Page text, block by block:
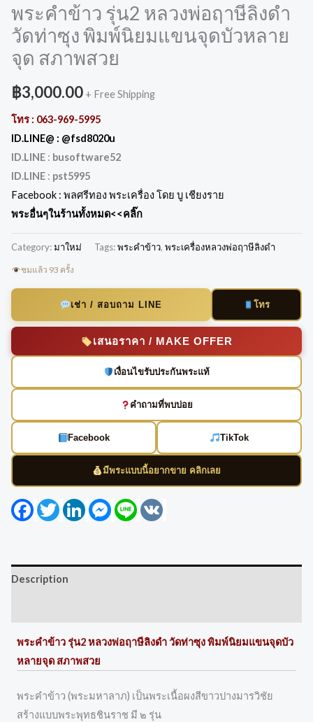
พระคำข้าว รุ่น2 หลวงพ่อฤาษีลิงดำ
วัดท่าซุง พิมพ์นิยมแขนจุดบัวหลาย
จุด สภาพสวย
฿3,000.00 + Free Shipping
โทร : 063-969-5995
ID.LINE@ : @fsd8020u
ID.LINE : busoftware52
ID.LINE : pst5995
Facebook : พลศรีทอง พระเครื่อง โดย บู เชียงราย
พระอื่นๆในร้านทั้งหมด<<คลิ๊ก
Category:มาใหม่ Tags:พระคำข้าว, พระเครื่องหลวงพ่อฤาษีลิงดำ
ชมแล้ว 93 ครั้ง
เช่า / สอบถาม LINE โทร
เสนอราคา / MAKE OFFER
เงื่อนไขรับประกันพระแท้
คำถามที่พบบ่อย
Facebook TikTok
มีพระแบบนี้อยากขาย คลิกเลย
FacebookTwitterLinkedInMessenger
Line
Description
พระคำข้าว รุ่น2 หลวงพ่อฤาษีลิงดำ วัดท่าซุง พิมพ์นิยมแขนจุดบัว
หลายจุด สภาพสวย
พระคำข้าว (พระมหาลาภ) เป็นพระเนื้อผงสีขาวปางมารวิชัย
สร้างแบบพระพุทธชินราช มี ๒ รุ่น